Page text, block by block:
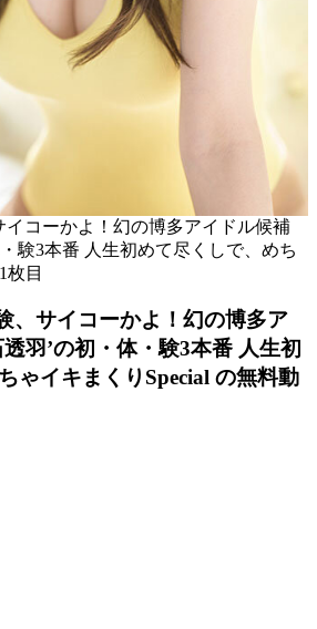
イコーかよ！幻の博多アイドル候補
験3本番 人生初めて尽くしで、めち
枚目
、サイコーかよ！幻の博多ア
羽’の初・体・験3本番 人生初
ゃイキまくりSpecial の無料動